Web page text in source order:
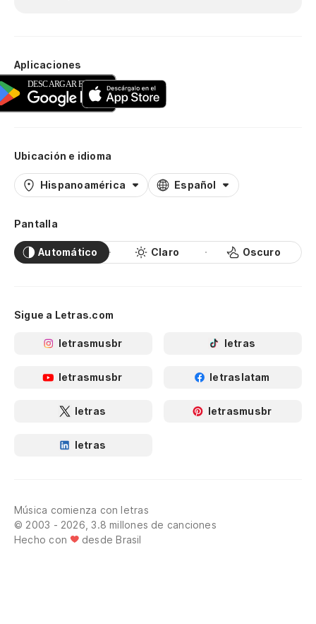
Aplicaciones
Ubicación e idioma
Hispanoamérica Español
Pantalla
Automático Claro Oscuro
Sigue a Letras.com
letrasmusbr letras
letrasmusbr letraslatam
letras letrasmusbr
letras
Música comienza con letras
© 2003 - 2026, 3.8 millones de canciones
Hecho con
desde Brasil